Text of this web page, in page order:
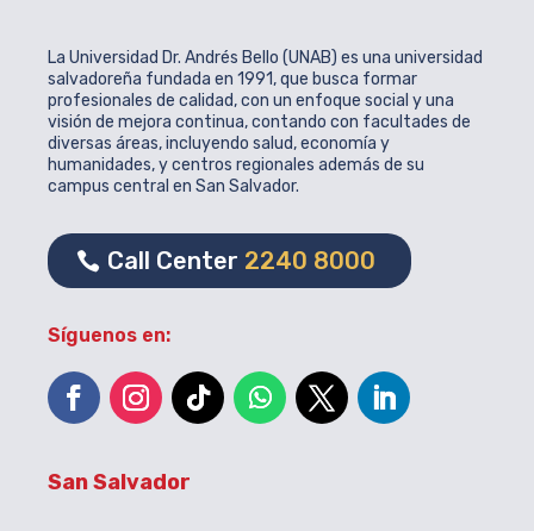
La Universidad Dr. Andrés Bello (UNAB) es una universidad
salvadoreña fundada en 1991, que busca formar
profesionales de calidad, con un enfoque social y una
visión de mejora continua, contando con facultades de
diversas áreas, incluyendo salud, economía y
humanidades, y centros regionales además de su
campus central en San Salvador.
Call Center 2240 8000
Síguenos en:
San Salvador